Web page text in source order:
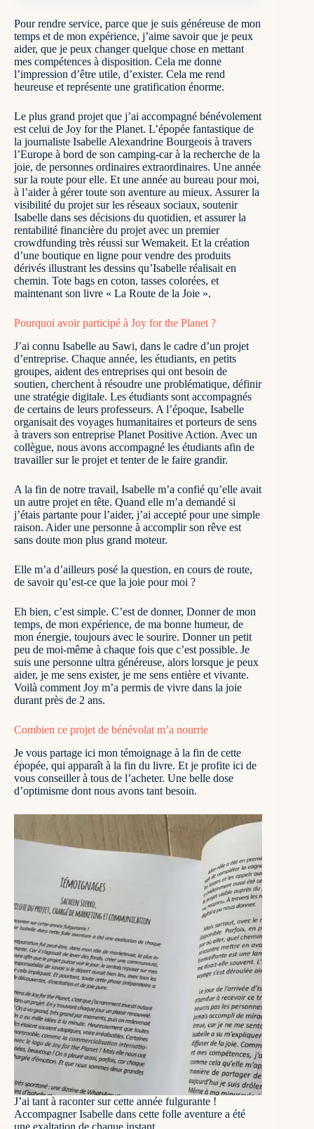
Pour rendre service, parce que je suis généreuse de mon
temps et de mon expérience, j’aime savoir que je peux
aider, que je peux changer quelque chose en mettant
mes compétences à disposition. Cela me donne
l’impression d’être utile, d’exister. Cela me rend
heureuse et représente une gratification énorme.
Le plus grand projet que j’ai accompagné bénévolement
est celui de Joy for the Planet. L’épopée fantastique de
la journaliste Isabelle Alexandrine Bourgeois à travers
l’Europe à bord de son camping-car à la recherche de la
joie, de personnes ordinaires extraordinaires. Une année
sur la route pour elle. Et une année au bureau pour moi,
à l’aider à gérer toute son aventure au mieux. Assurer la
visibilité du projet sur les réseaux sociaux, soutenir
Isabelle dans ses décisions du quotidien, et assurer la
rentabilité financière du projet avec un premier
crowdfunding très réussi sur Wemakeit. Et la création
d’une boutique en ligne pour vendre des produits
dérivés illustrant les dessins qu’Isabelle réalisait en
chemin. Tote bags en coton, tasses colorées, et
maintenant son livre « La Route de la Joie ».
Pourquoi avoir participé à Joy for the Planet ?
J’ai connu Isabelle au Sawi, dans le cadre d’un projet
d’entreprise. Chaque année, les étudiants, en petits
groupes, aident des entreprises qui ont besoin de
soutien, cherchent à résoudre une problématique, définir
une stratégie digitale. Les étudiants sont accompagnés
de certains de leurs professeurs. A l’époque, Isabelle
organisait des voyages humanitaires et porteurs de sens
à travers son entreprise Planet Positive Action. Avec un
collègue, nous avons accompagné les étudiants afin de
travailler sur le projet et tenter de le faire grandir.
A la fin de notre travail, Isabelle m’a confié qu’elle avait
un autre projet en tête. Quand elle m’a demandé si
j’étais partante pour l’aider, j’ai accepté pour une simple
raison. Aider une personne à accomplir son rêve est
sans doute mon plus grand moteur.
Elle m’a d’ailleurs posé la question, en cours de route,
de savoir qu’est-ce que la joie pour moi ?
Eh bien, c’est simple. C’est de donner, Donner de mon
temps, de mon expérience, de ma bonne humeur, de
mon énergie, toujours avec le sourire. Donner un petit
peu de moi-même à chaque fois que c’est possible. Je
suis une personne ultra généreuse, alors lorsque je peux
aider, je me sens exister, je me sens entière et vivante.
Voilà comment Joy m’a permis de vivre dans la joie
durant près de 2 ans.
Combien ce projet de bénévolat m’a nourrie
Je vous partage ici mon témoignage à la fin de cette
épopée, qui apparaît à la fin du livre. Et je profite ici de
vous conseiller à tous de l’acheter. Une belle dose
d’optimisme dont nous avons tant besoin.
J’ai tant à raconter sur cette année fulgurante !
Accompagner Isabelle dans cette folle aventure a été
une exaltation de chaque instant.